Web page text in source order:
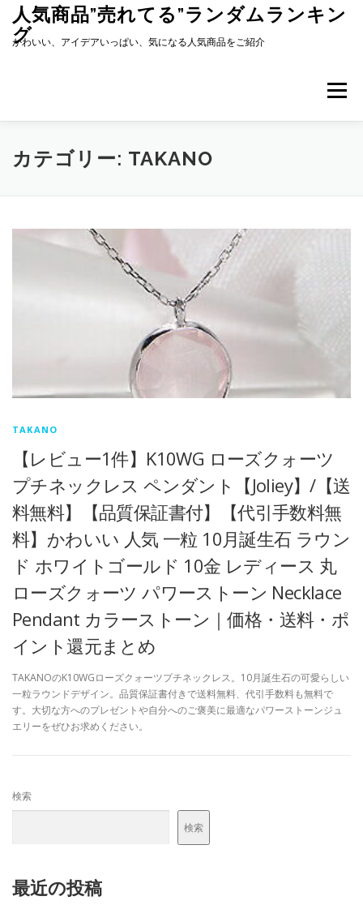
キ
人気商品”売れてる”ランダムランキン
グ
かわいい、アイデアいっぱい、気になる人気商品をご紹介
メニュー
カテゴリー: TAKANO
TAKANO
【レビュー1件】K10WG ローズクォーツ
プチネックレス ペンダント【Joliey】/【送
料無料】【品質保証書付】【代引手数料無
料】かわいい 人気 一粒 10月誕生石 ラウン
ド ホワイトゴールド 10金 レディース 丸
ローズクォーツ パワーストーン Necklace
Pendant カラーストーン｜価格・送料・ポ
イント還元まとめ
TAKANOのK10WGローズクォーツプチネックレス。10月誕生石の可愛らしい
一粒ラウンドデザイン。品質保証書付きで送料無料、代引手数料も無料で
す。大切な方へのプレゼントや自分へのご褒美に最適なパワーストーンジュ
エリーをぜひお求めください。
検索
検索
最近の投稿